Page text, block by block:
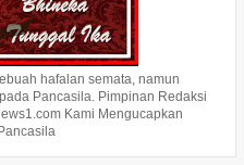
hafalan semata, namun
Pancasila. Pimpinan Redaksi
Kami Mengucapkan